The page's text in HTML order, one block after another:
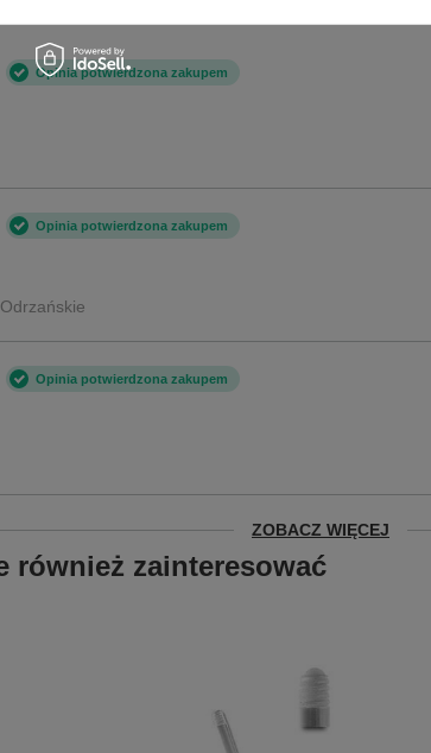
Opinia potwierdzona zakupem
Opinia potwierdzona zakupem
Opinia potwierdzona zakupem
ZOBACZ WIĘCEJ
również zainteresować